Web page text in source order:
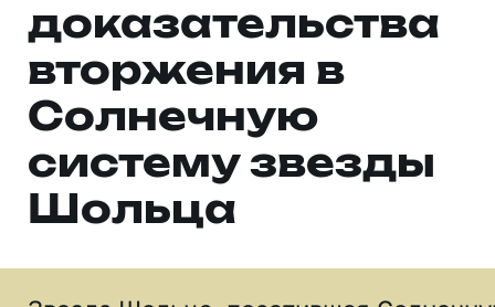
доказательства
вторжения в
Солнечную
систему звезды
Шольца